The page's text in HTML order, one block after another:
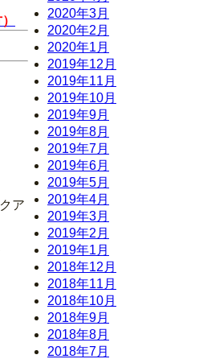
ア
2020年3月
2020年2月
2020年1月
2019年12月
2019年11月
2019年10月
2019年9月
2019年8月
2019年7月
2019年6月
2019年5月
2019年4月
2019年3月
2019年2月
2019年1月
2018年12月
2018年11月
2018年10月
2018年9月
2018年8月
2018年7月